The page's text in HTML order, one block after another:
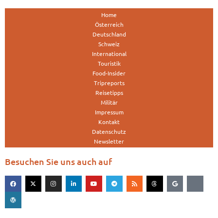
Home
Österreich
Deutschland
Schweiz
International
Touristik
Food-Insider
Tripreports
Reisetipps
Militär
Impressum
Kontakt
Datenschutz
Newsletter
Besuchen Sie uns auch auf